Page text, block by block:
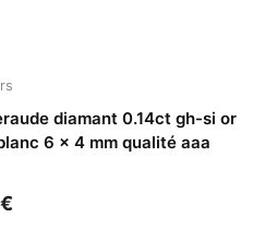
diamant 0.14ct gh-si or
6 x 4 mm qualité aaa
€